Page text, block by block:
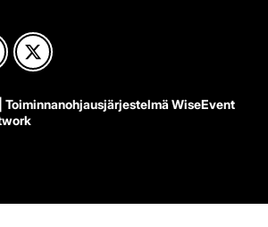
| Toiminnanohjausjärjestelmä WiseEvent